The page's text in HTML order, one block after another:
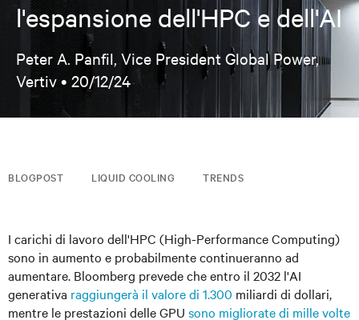
l'espansione dell'HPC e dell'AI
Peter A. Panfil, Vice President Global Power,
Vertiv • 20/12/24
BLOGPOST LIQUID COOLING TRENDS
I carichi di lavoro dell'HPC (High-Performance Computing)
sono in aumento e probabilmente continueranno ad
aumentare. Bloomberg prevede che entro il 2032 l'AI
generativa raggiungerà il valore di 1.300 miliardi di dollari,
mentre le prestazioni delle GPU sono migliorate di mille volte